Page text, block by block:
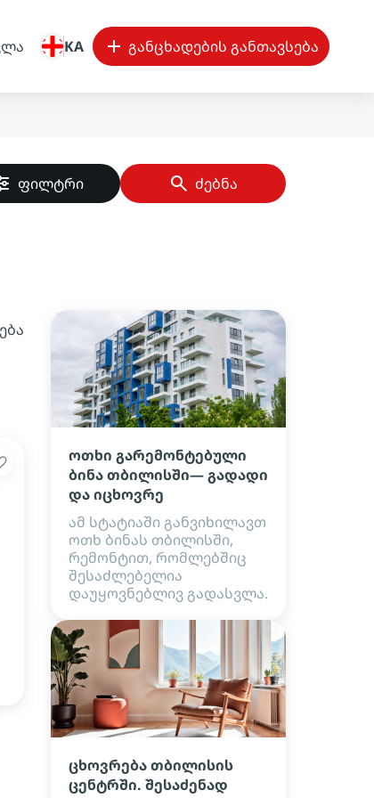
KA განცხადების განთავსება
ფილტრი ძებნა
ოთხი გარემონტებული
ბინა თბილისში— გადადი
და იცხოვრე
ამ სტატიაში განვიხილავთ
ოთხ ბინას თბილისში,
რემონტით, რომლებშიც
შესაძლებელია
დაუყოვნებლივ გადასვლა.
ცხოვრება თბილისის
ცენტრში. შესაძენად